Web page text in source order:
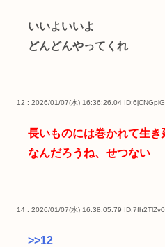
いいよいいよ
どんどんやってくれ
12 : 2026/01/07(水) 16:36:26.04
長いものには巻かれて生
なんだろうね、せつない
14 : 2026/01/07(水) 16:38:05.79 ID:7fh2TlZv0
>>12